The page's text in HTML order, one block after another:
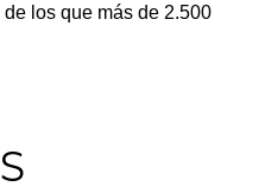
los que más de 2.500